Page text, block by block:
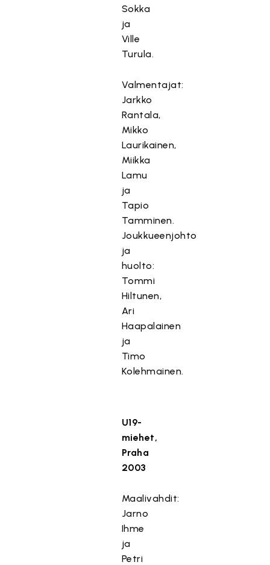
Sokka
ja
Ville
Turula.
Valmentajat:
Jarkko
Rantala,
Mikko
Laurikainen,
Miikka
Lamu
ja
Tapio
Tamminen.
Joukkueenjohto
ja
huolto:
Tommi
Hiltunen,
Ari
Haapalainen
ja
Timo
Kolehmainen.
U19-
miehet,
Praha
2003
Maalivahdit:
Jarno
Ihme
ja
Petri